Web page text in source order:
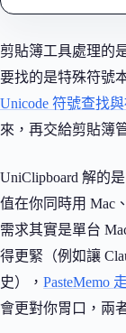
剪貼簿工具處理的
要找的是特殊符號
Unicode 符號查找
來，再交給剪貼簿
UniClipboard 解的
值在你同時用 Mac
需求其實是單台
得更緊（例如讓
史）， PasteMemo
會更對你胃口，兩